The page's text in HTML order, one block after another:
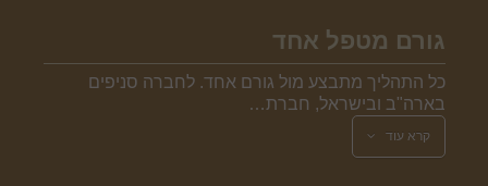
גורם מטפל אחד
כל התהליך מתבצע מול גורם אחד. לחברה סניפים
בארה"ב ובישראל, חברת…
קרא עוד